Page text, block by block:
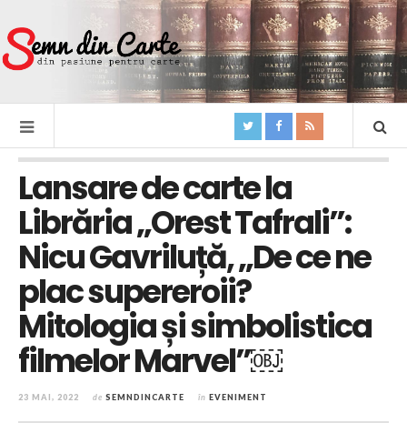
Lansare de carte la
Librăria „Orest Tafrali”:
Nicu Gavriluță, „De ce ne
plac supereroii?
Mitologia și simbolistica
filmelor Marvel”￼
23 MAI, 2022 de SEMNDINCARTE în EVENIMENT